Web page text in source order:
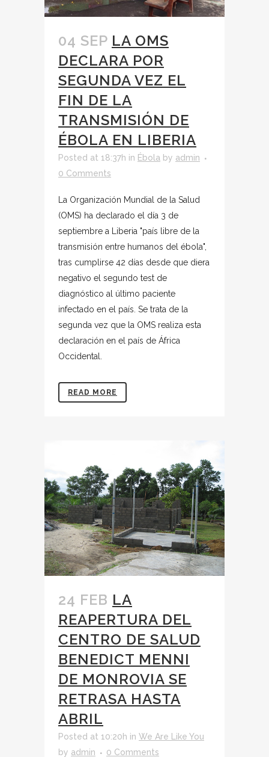
04 SEP LA OMS
DECLARA POR
SEGUNDA VEZ EL
FIN DE LA
TRANSMISIÓN DE
ÉBOLA EN LIBERIA
Posted at 18:37h in Ébola by admin
0 Comments
La Organización Mundial de la Salud
(OMS) ha declarado el día 3 de
septiembre a Liberia "país libre de la
transmisión entre humanos del ébola",
tras cumplirse 42 días desde que diera
negativo el segundo test de
diagnóstico al último paciente
infectado en el país. Se trata de la
segunda vez que la OMS realiza esta
declaración en el país de África
Occidental.
READ MORE
24 FEB LA
REAPERTURA DEL
CENTRO DE SALUD
BENEDICT MENNI
DE MONROVIA SE
RETRASA HASTA
ABRIL
Posted at 10:20h in We Are Like You
by admin 0 Comments